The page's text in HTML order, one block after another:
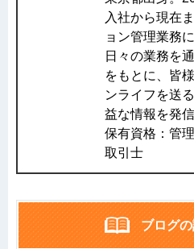
入社から現在
ョン管理業務
日々の業務を
をもとに、皆
ンライフを送
益な情報を発
保有資格：管
取引士
ブログ